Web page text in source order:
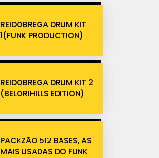
REIDOBREGA DRUM KIT
1(FUNK PRODUCTION)
REIDOBREGA DRUM KIT 2
(BELORIHILLS EDITION)
PACKZÃO 512 BASES, AS
MAIS USADAS DO FUNK